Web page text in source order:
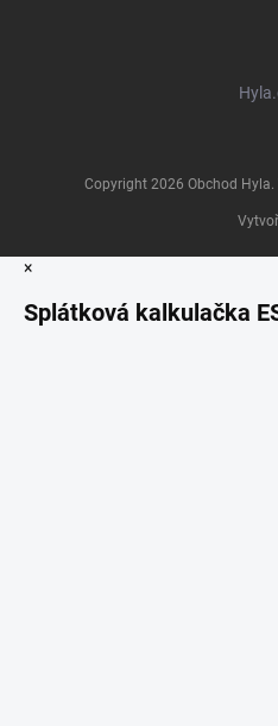
Copyright 2026 Obchod Hyla
×
Splátková kalkulačka